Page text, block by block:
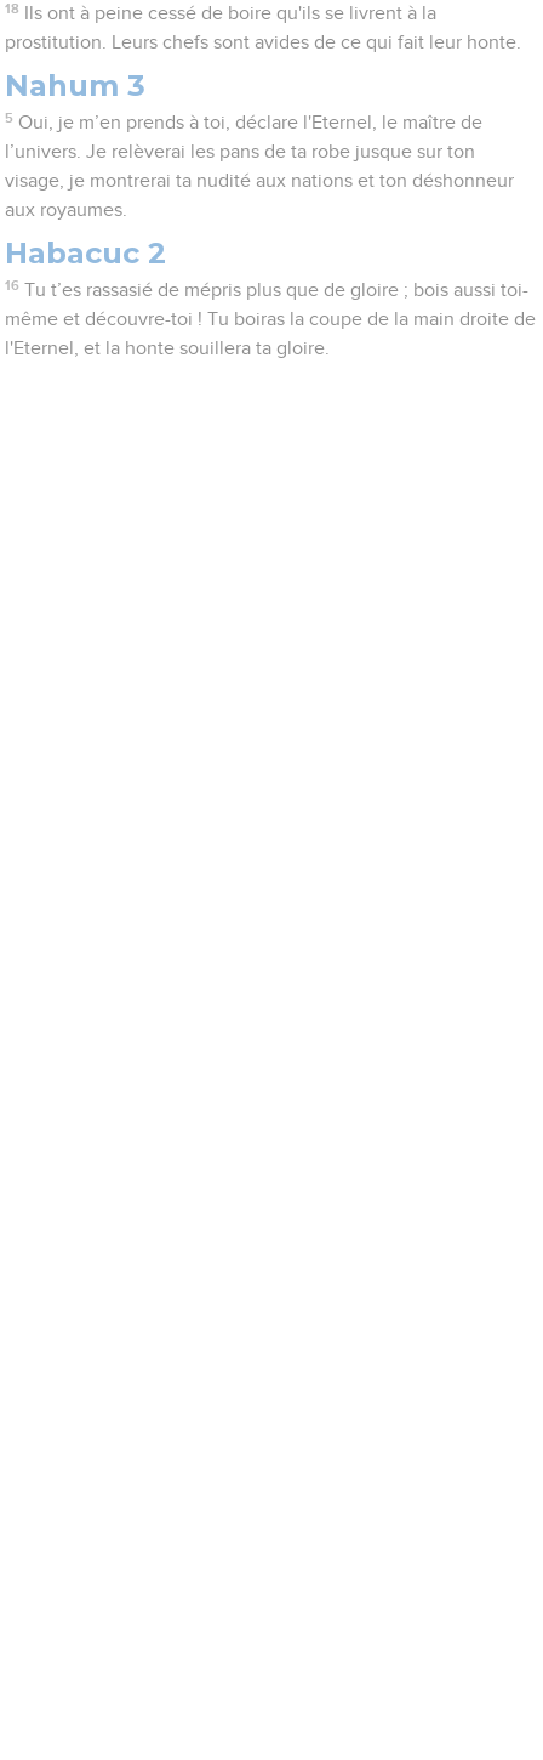
18
Ils ont à peine cessé de boire qu'ils se livrent à la
prostitution. Leurs chefs sont avides de ce qui fait leur honte.
Nahum 3
5 Oui, je m’en prends à toi, déclare l'Eternel, le maître de
l’univers. Je relèverai les pans de ta robe jusque sur ton
visage, je montrerai ta nudité aux nations et ton déshonneur
aux royaumes.
Habacuc 2
16 Tu t’es rassasié de mépris plus que de gloire ; bois aussi toi-
même et découvre-toi ! Tu boiras la coupe de la main droite de
l'Eternel, et la honte souillera ta gloire.